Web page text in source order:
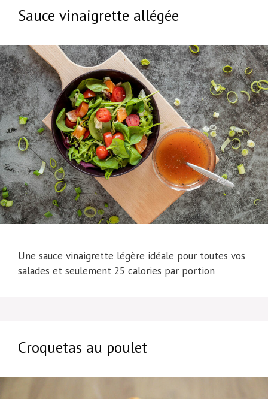
Sauce vinaigrette allégée
Une sauce vinaigrette légère idéale pour toutes vos
salades et seulement 25 calories par portion
Croquetas au poulet